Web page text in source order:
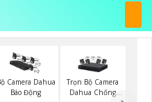
Camera Dahua
Báo Động
Trọn Bộ Camera
Dahua Chống